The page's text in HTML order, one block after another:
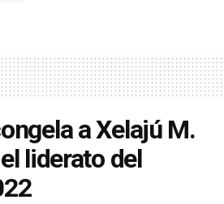
a Xelajú M.
liderato del